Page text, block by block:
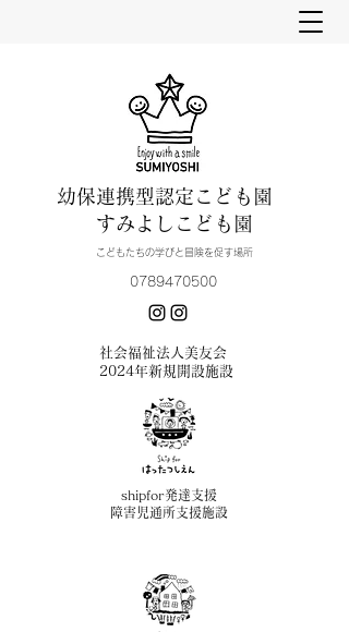
幼保連携型認定こども園
すみよしこども園
こどもたちの学びと冒険を促す場所
0789470500
​社会福祉法人美友会
2024年新規開設施設
shipfor発達支援
障害児通所支援施設